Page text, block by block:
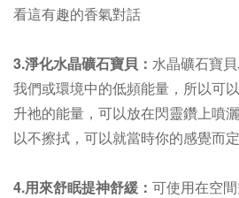
看這有趣的香氣對話
3.淨化水晶礦石寶貝： 水晶礦石寶
我們或環境中的低頻能量，所以可
升祂的能量，可以放在閃靈鑽上噴
以不擦拭，可以就當時你的感覺而定
4.用來舒眠提神舒緩： 可使用在空